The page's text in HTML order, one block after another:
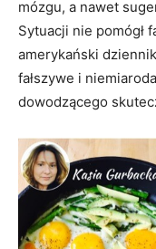
mózgu, a nawet
Sytuacji nie pomógł
amerykański
fałszywe i
dowodzącego